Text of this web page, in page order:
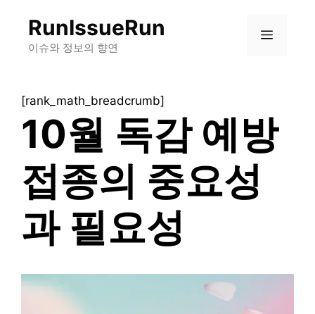
RunIssueRun
이슈와 정보의 향연
메
[rank_math_breadcrumb]
10월 독감 예방
접종의 중요성
과 필요성